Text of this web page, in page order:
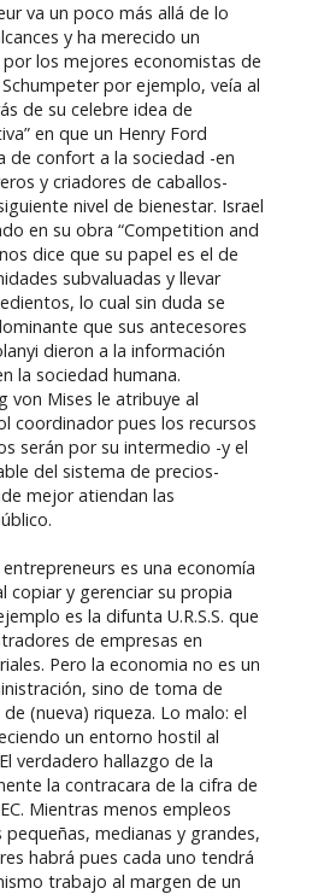
va un poco más allá de lo
y ha merecido un
los mejores economistas de
por ejemplo, veía al
de su celebre idea de
en que un Henry Ford
de confort a la sociedad -en
y criadores de caballos-
nivel de bienestar. Israel
en su obra “Competition and
dice que su papel es el de
subvaluadas y llevar
lo cual sin duda se
que sus antecesores
dieron a la información
la sociedad humana.
von Mises le atribuye al
coordinador pues los recursos
serán por su intermedio -y el
del sistema de precios-
mejor atiendan las
es una economía
copiar y gerenciar su propia
es la difunta U.R.S.S. que
de empresas en
Pero la economia no es un
sino de toma de
(nueva) riqueza. Lo malo: el
un entorno hostil al
verdadero hallazgo de la
la contracara de la cifra de
Mientras menos empleos
pequeñas, medianas y grandes,
habrá pues cada uno tendrá
trabajo al margen de un